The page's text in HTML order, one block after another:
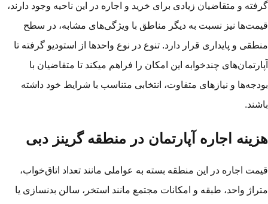
و متقاضیان زیادی برای خرید و اجاره در این ناحیه وجود دارند،
نیز نسبت به دیگر مناطق با ویژگی‌های مشابه، در سطح
و پایداری قرار دارد. تنوع در نوع واحدها از استودیو گرفته تا
چندخوابه این امکان را فراهم می­کند تا متقاضیان با
و نیازهای متفاوت، انتخابی متناسب با شرایط خود داشته
اجاره آپارتمان در منطقه گرینز دبی
اجاره در این منطقه بسته به عواملی مانند تعداد اتاق‌خواب،
واحد، طبقه و امکانات مجتمع مانند استخر، سالن بدنسازی یا